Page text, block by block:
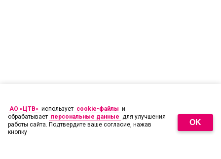
АО «ЦТВ» использует cookie-файлы и
обрабатывает персональные данные для улучшения
работы сайта. Подтвердите ваше согласие, нажав
кнопку
OK